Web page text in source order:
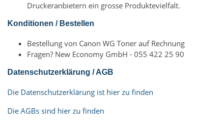
Druckeranbietern ein grosse Produktevielfalt.
Konditionen / Bestellen
Bestellung von Canon WG Toner auf Rechnung
Fragen? New Economy GmbH - 055 422 25 90
Datenschutzerklärung / AGB
Die Datenschutzerklärung ist hier zu finden
Die AGBs sind hier zu finden